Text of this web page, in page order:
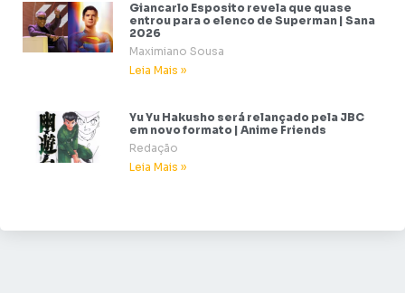
Giancarlo Esposito revela que quase
entrou para o elenco de Superman | Sana
2026
Maximiano Sousa
Leia Mais »
Yu Yu Hakusho será relançado pela JBC
em novo formato | Anime Friends
Redação
Leia Mais »